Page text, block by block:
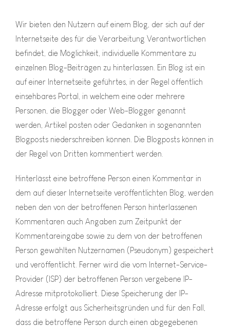
Wir bieten den Nutzern auf einem Blog, der sich auf der
Internetseite des für die Verarbeitung Verantwortlichen
befindet, die Möglichkeit, individuelle Kommentare zu
einzelnen Blog-Beiträgen zu hinterlassen. Ein Blog ist ein
auf einer Internetseite geführtes, in der Regel öffentlich
einsehbares Portal, in welchem eine oder mehrere
Personen, die Blogger oder Web-Blogger genannt
werden, Artikel posten oder Gedanken in sogenannten
Blogposts niederschreiben können. Die Blogposts können in
der Regel von Dritten kommentiert werden.
Hinterlässt eine betroffene Person einen Kommentar in
dem auf dieser Internetseite veröffentlichten Blog, werden
neben den von der betroffenen Person hinterlassenen
Kommentaren auch Angaben zum Zeitpunkt der
Kommentareingabe sowie zu dem von der betroffenen
Person gewählten Nutzernamen (Pseudonym) gespeichert
und veröffentlicht. Ferner wird die vom Internet-Service-
Provider (ISP) der betroffenen Person vergebene IP-
Adresse mitprotokolliert. Diese Speicherung der IP-
Adresse erfolgt aus Sicherheitsgründen und für den Fall,
dass die betroffene Person durch einen abgegebenen